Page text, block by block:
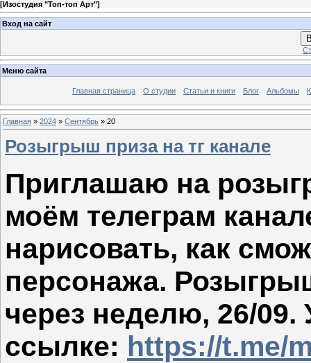
[Изостудия "Топ-топ Арт"]
Вход на сайт
Меню сайта
Главная страница О студии Статьи и книги Блог Альбомы
Главная » 2024 » Сентябрь » 20
Розыгрыш приза на тг канале
Приглашаю на
моём телеграм
нарисовать, как
персонажа.
через неделю, 26/09.
ссылке: https://t.me/